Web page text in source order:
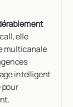
elle
multicanale
intelligent
pour